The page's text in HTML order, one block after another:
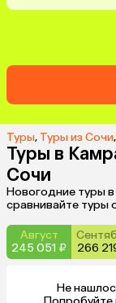
Туры, Туры из Сочи,
Туры в
Сочи
Новогодние туры
сравнивайте туры
Август
245 051 ₽
266
Не